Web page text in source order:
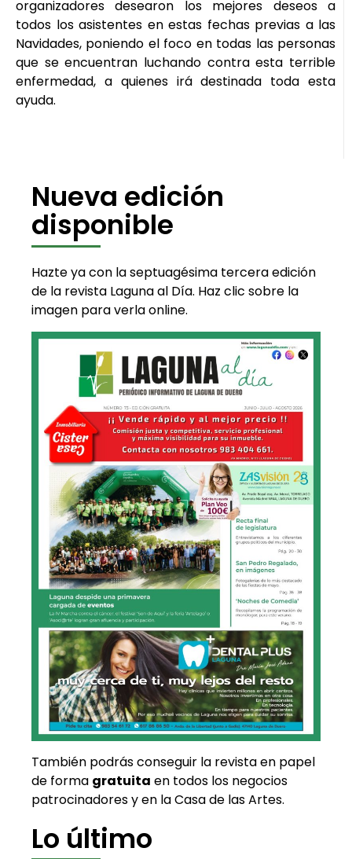
organizadores desearon los mejores deseos a
todos los asistentes en estas fechas previas a las
Navidades, poniendo el foco en todas las personas
que se encuentran luchando contra esta terrible
enfermedad, a quienes irá destinada toda esta
ayuda.
Nueva edición
disponible
Hazte ya con la septuagésima tercera edición
de la revista Laguna al Día. Haz clic sobre la
imagen para verla online.
También podrás conseguir la revista en papel
de forma gratuita en todos los negocios
patrocinadores y en la Casa de las Artes.
Lo último